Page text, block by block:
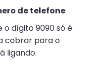
de telefone
o dígito 9090 só é
cobrar para o
ligando.